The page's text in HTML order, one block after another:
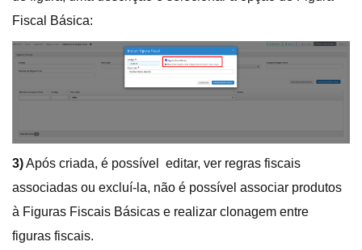
Fiscal Básica:
3)Após criada, é possível editar, ver regras fiscais
associadas ou excluí-la, não é possível associar produtos
à Figuras Fiscais Básicas e realizar clonagem entre
figuras fiscais.